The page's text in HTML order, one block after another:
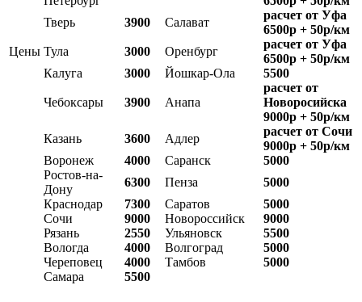
Цены
Тверь
3900 Салават
расчет от Уфа
6500р + 50р/км
Тула
3000 Оренбург
расчет от Уфа
6500р + 50р/км
Калуга
3000 Йошкар-Ола 5500
Чебоксары 3900 Анапа
расчет от
Новоросийска
9000р + 50р/км
Казань
3600 Адлер
расчет от Сочи
9000р + 50р/км
Воронеж
4000 Саранск
5000
Ростов-на-
Дону
6300 Пенза
5000
Краснодар
7300 Саратов
5000
Сочи
9000 Новороссийск
9000
Рязань
2550 Ульяновск
5500
Вологда
4000 Волгоград
5000
Череповец
4000 Тамбов
5000
Самара
5500